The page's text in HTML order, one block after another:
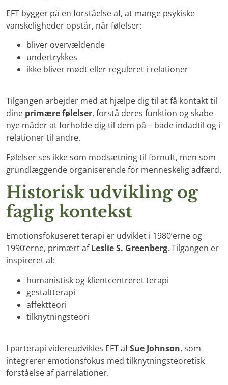
EFT bygger på en forståelse af, at mange psykiske
vanskeligheder opstår, når følelser:
bliver overvældende
undertrykkes
ikke bliver mødt eller reguleret i relationer
Tilgangen arbejder med at hjælpe dig til at få kontakt til
dine primære følelser, forstå deres funktion og skabe
nye måder at forholde dig til dem på – både indadtil og i
relationer til andre.
Følelser ses ikke som modsætning til fornuft, men som
grundlæggende organiserende for menneskelig adfærd.
Historisk udvikling og
faglig kontekst
Emotionsfokuseret terapi er udviklet i 1980’erne og
1990’erne, primært afLeslie S. Greenberg. Tilgangen er
inspireret af:
humanistisk og klientcentreret terapi
gestaltterapi
affektteori
tilknytningsteori
I parterapi videreudvikles EFT afSue Johnson, som
integrerer emotionsfokus med tilknytningsteoretisk
forståelse af parrelationer.